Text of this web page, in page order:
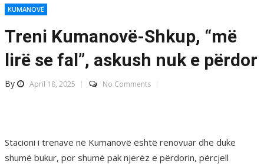
KUMANOVË
Treni Kumanovë-Shkup, “më
lirë se fal”, askush nuk e përdor
By April 18, 2025 No Comments
Stacioni i trenave në Kumanovë është renovuar dhe duke
shumë bukur, por shumë pak njerëz e përdorin, përcjell